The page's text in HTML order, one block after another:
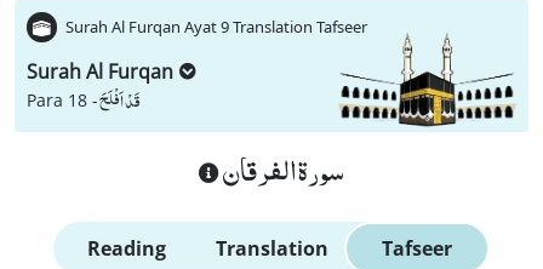
Surah Al Furqan Ayat 9 Translation Tafseer
Surah Al Furqan
Para 18 -قَدْ اَفْلَحَ
سورة الفرقان
Reading Translation Tafseer